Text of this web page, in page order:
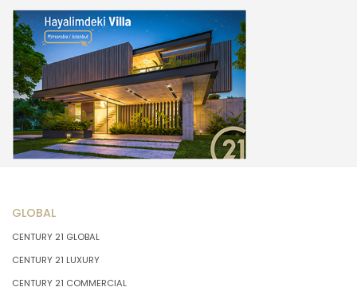
GLOBAL
CENTURY 21 GLOBAL
CENTURY 21 LUXURY
CENTURY 21 COMMERCIAL